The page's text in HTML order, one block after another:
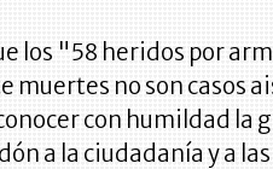
los "58 heridos por
muertes no son casos
con humildad la
a la ciudadanía y a